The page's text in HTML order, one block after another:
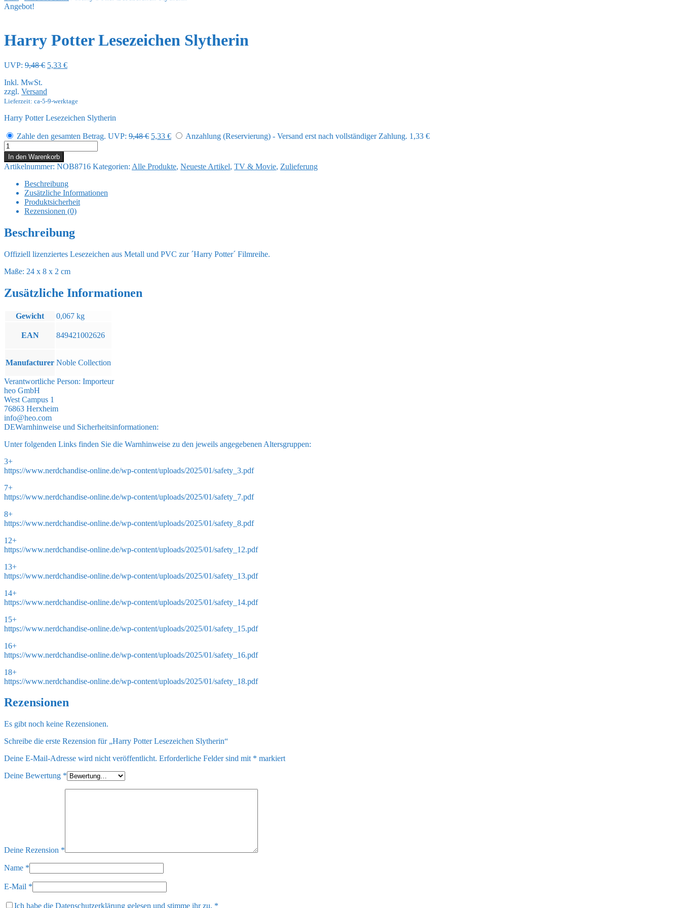
Angebot!
Harry Potter Lesezeichen Slytherin
UVP: 9,48€ Ursprünglicher
9,48 €
5,33 €Aktueller
Inkl. MwSt.
zzgl. Versand
Lieferzeit: ca-5-9-werktage
Harry Potter Lesezeichen Slytherin
Zahle den gesamten Betrag. UVP: 9,48€ Ursprünglicher
9,48 €
5,33 €Aktueller
5,33 €.
Anzahlung (Reservierung) - Versand erst nach vollständiger Zahlung. 1,33 €
Harry
Potter
Lesezeichen
Slytherin
Menge
In den Warenkorb
Artikelnummer: NOB8716 Kategorien: Alle Produkte, Neueste Artikel, TV & Movie, Zulieferung
Beschreibung
Zusätzliche Informationen
Produktsicherheit
Rezensionen (0)
Beschreibung
Offiziell lizenziertes Lesezeichen aus Metall und PVC zur ´Harry Potter´ Filmreihe.
Maße: 24 x 8 x 2 cm
Zusätzliche Informationen
Gewicht 0,067 kg
EAN 849421002626
Manufacturer Noble Collection
Verantwortliche Person: Importeur
heo GmbH
West Campus 1
76863 Herxheim
info@heo.com
DEWarnhinweise und Sicherheitsinformationen:
Unter folgenden Links finden Sie die Warnhinweise zu den jeweils angegebenen Altersgruppen:
3+
https://www.nerdchandise-online.de/wp-content/uploads/2025/01/safety_3.pdf
7+
https://www.nerdchandise-online.de/wp-content/uploads/2025/01/safety_7.pdf
8+
https://www.nerdchandise-online.de/wp-content/uploads/2025/01/safety_8.pdf
12+
https://www.nerdchandise-online.de/wp-content/uploads/2025/01/safety_12.pdf
13+
https://www.nerdchandise-online.de/wp-content/uploads/2025/01/safety_13.pdf
14+
https://www.nerdchandise-online.de/wp-content/uploads/2025/01/safety_14.pdf
15+
https://www.nerdchandise-online.de/wp-content/uploads/2025/01/safety_15.pdf
16+
https://www.nerdchandise-online.de/wp-content/uploads/2025/01/safety_16.pdf
18+
https://www.nerdchandise-online.de/wp-content/uploads/2025/01/safety_18.pdf
Rezensionen
Es gibt noch keine Rezensionen.
Schreibe die erste Rezension für „Harry Potter Lesezeichen Slytherin“
Deine E-Mail-Adresse wird nicht veröffentlicht. Erforderliche Felder sind mit * markiert
Deine Bewertung *
Deine Rezension *
Name *
E-Mail *
Ich habe die Datenschutzerklärung gelesen und stimme ihr zu. *